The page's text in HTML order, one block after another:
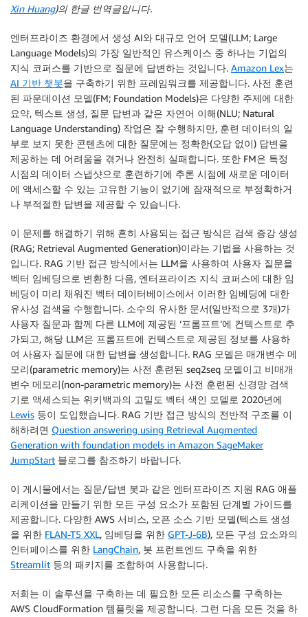
Xin Huang)의 한글 번역글입니다.
엔터프라이즈 환경에서 생성 AI와 대규모 언어 모델(LLM; Large
Language Models)의 가장 일반적인 유스케이스 중 하나는 기업의
지식 코퍼스를 기반으로 질문에 답변하는 것입니다. Amazon Lex는
AI 기반 챗봇을 구축하기 위한 프레임워크를 제공합니다. 사전 훈련
된 파운데이션 모델(FM; Foundation Models)은 다양한 주제에 대한
요약, 텍스트 생성, 질문 답변과 같은 자연어 이해(NLU; Natural
Language Understanding) 작업은 잘 수행하지만, 훈련 데이터의 일
부로 보지 못한 콘텐츠에 대한 질문에는 정확한(오답 없이) 답변을
제공하는 데 어려움을 겪거나 완전히 실패합니다. 또한 FM은 특정
시점의 데이터 스냅샷으로 훈련하기에 추론 시점에 새로운 데이터
에 액세스할 수 있는 고유한 기능이 없기에 잠재적으로 부정확하거
나 부적절한 답변을 제공할 수 있습니다.
이 문제를 해결하기 위해 흔히 사용되는 접근 방식은 검색 증강 생성
(RAG; Retrieval Augmented Generation)이라는 기법을 사용하는 것
입니다. RAG 기반 접근 방식에서는 LLM을 사용하여 사용자 질문을
벡터 임베딩으로 변환한 다음, 엔터프라이즈 지식 코퍼스에 대한 임
베딩이 미리 채워진 벡터 데이터베이스에서 이러한 임베딩에 대한
유사성 검색을 수행합니다. 소수의 유사한 문서(일반적으로 3개)가
사용자 질문과 함께 다른 LLM에 제공된 ‘프롬프트’에 컨텍스트로 추
가되고, 해당 LLM은 프롬프트에 컨텍스트로 제공된 정보를 사용하
여 사용자 질문에 대한 답변을 생성합니다. RAG 모델은 매개변수 메
모리(parametric memory)는 사전 훈련된 seq2seq 모델이고 비매개
변수 메모리(non-parametric memory)는 사전 훈련된 신경망 검색
기로 액세스되는 위키백과의 고밀도 벡터 색인 모델로 2020년에
Lewis 등이 도입했습니다. RAG 기반 접근 방식의 전반적 구조를 이
해하려면 Question answering using Retrieval Augmented
Generation with foundation models in Amazon SageMaker
JumpStart 블로그를 참조하기 바랍니다.
이 게시물에서는 질문/답변 봇과 같은 엔터프라이즈 지원 RAG 애플
리케이션을 만들기 위한 모든 구성 요소가 포함된 단계별 가이드를
제공합니다. 다양한 AWS 서비스, 오픈 소스 기반 모델(텍스트 생성
을 위한 FLAN-T5 XXL, 임베딩을 위한 GPT-J-6B), 모든 구성 요소와의
인터페이스를 위한 LangChain, 봇 프런트엔드 구축을 위한
Streamlit 등의 패키지를 조합하여 사용합니다.
저희는 이 솔루션을 구축하는 데 필요한 모든 리소스를 구축하는
AWS CloudFormation 템플릿을 제공합니다. 그런 다음 모든 것을 하